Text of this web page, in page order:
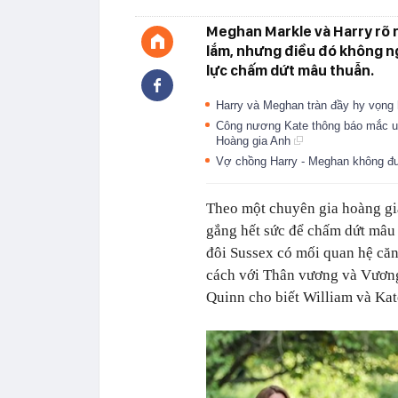
Meghan Markle và Harry
lắm, nhưng điều đó không
lực chấm dứt mâu thuẫn.
Harry và Meghan tràn đầy hy
Công nương Kate thông báo mắc
Hoàng gia Anh
Vợ chồng Harry - Meghan không
Theo một chuyên gia hoàng
gắng hết sức để chấm dứt
đôi Sussex có mối quan hệ
cách với Thân vương và
Quinn cho biết William và